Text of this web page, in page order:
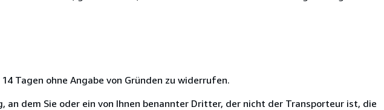
Tagen ohne Angabe von Gründen zu widerrufen.
dem Sie oder ein von Ihnen benannter Dritter, der nicht der Transporteur ist, die